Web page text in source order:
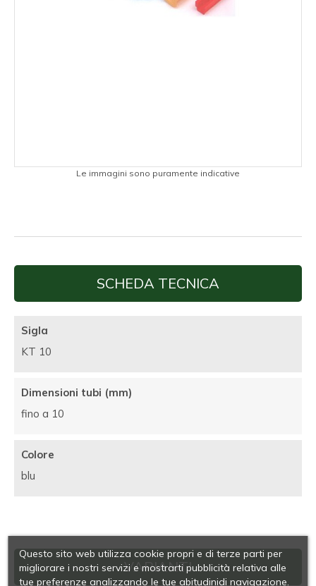
Le immagini sono puramente indicative
SCHEDA TECNICA
Sigla
KT 10
Dimensioni tubi (mm)
fino a 10
Colore
blu
VARIANTI
Questo sito web utilizza cookie propri e di terze parti per
migliorare i nostri servizi e mostrarti pubblicità relativa alle
tue preferenze analizzando le tue abitudinidi navigazione.